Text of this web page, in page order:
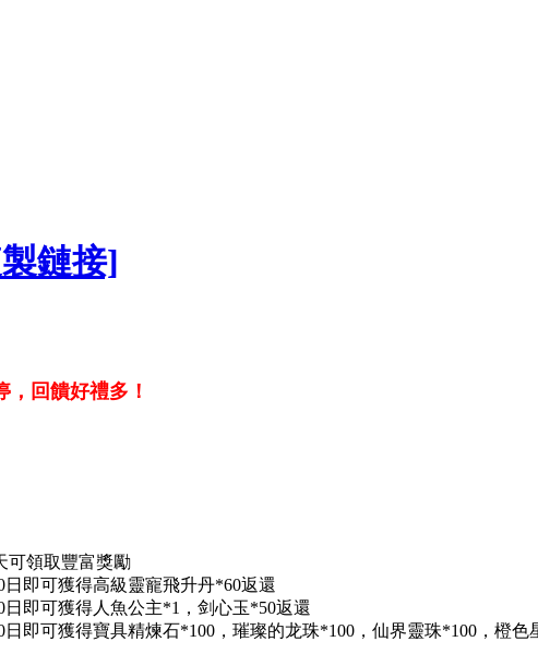
鏈接]
，回饋好禮多！
可領取豐富獎勵
日即可獲得高級靈寵飛升丹*60返還
日即可獲得人魚公主*1，剑心玉*50返還
日即可獲得寶具精煉石*100，璀璨的龙珠*100，仙界靈珠*100，橙色